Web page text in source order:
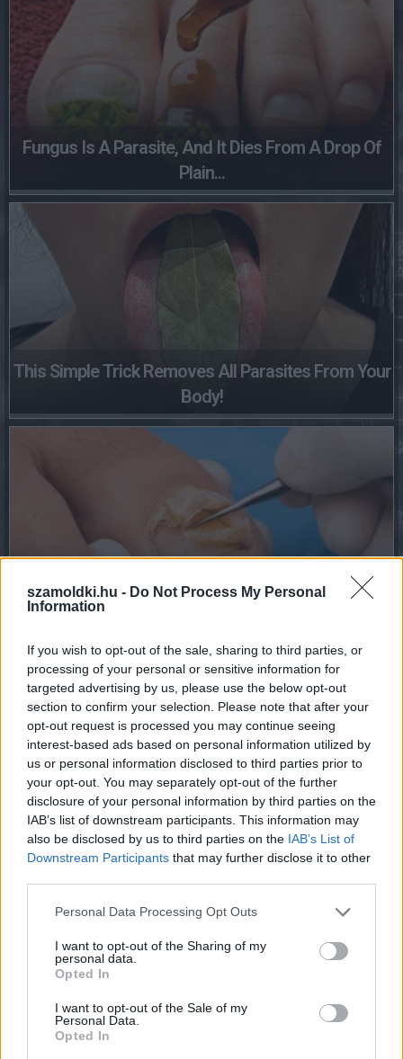
szamoldki.hu - Do Not Process My Personal
Information
If you wish to opt-out of the sale, sharing to third parties, or
processing of your personal or sensitive information for
targeted advertising by us, please use the below opt-out
section to confirm your selection. Please note that after your
opt-out request is processed you may continue seeing
interest-based ads based on personal information utilized by
us or personal information disclosed to third parties prior to
your opt-out. You may separately opt-out of the further
disclosure of your personal information by third parties on the
IAB’s list of downstream participants. This information may
also be disclosed by us to third parties on the IAB’s List of
Downstream Participants that may further disclose it to other
Please note that this website/app uses one or more Google
not limited to your visit or usage behaviour. You may click to
grant or deny consent to Google and its third-party tags to
use your data for below specified purposes in below Google
consent section.
Personal Data Processing Opt Outs
I want to opt-out of the Sharing of my
personal data.
Opted In
I want to opt-out of the Sale of my
Personal Data.
Opted In
Fungus Is A Parasite, And It Dies From A Drop Of
Plain...
This Simple Trick Removes All Parasites From Your
Body!
Gynecologist in Columbus: Bladder Leakage After 50
Comes Down to 1 Thing (Stop Doing This)
One Teaspoon And All The Worms In The Body Die